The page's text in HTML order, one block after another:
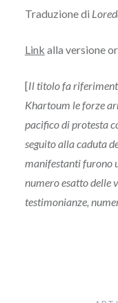
Traduzione di
Link alla versione
[Il titolo fa
Khartoum le forze
pacifico di protesta
seguito alla caduta
manifestanti furono
numero esatto delle
testimonianze,